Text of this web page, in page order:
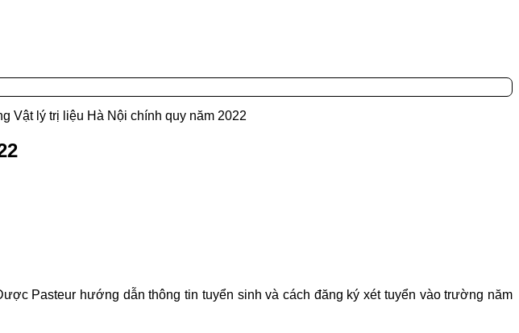
Vật lý trị liệu Hà Nội chính quy năm 2022
Pasteur hướng dẫn thông tin tuyển sinh và cách đăng ký xét tuyển vào trường năm